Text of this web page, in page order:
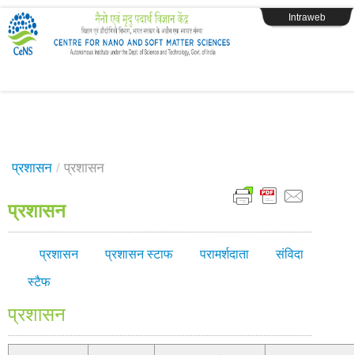
Intraweb
प्रशासन / प्रशासन
प्रशासन
प्रशासन प्रशासन स्टाफ परामर्शदाता संविदा
स्टैफ
प्रशासन